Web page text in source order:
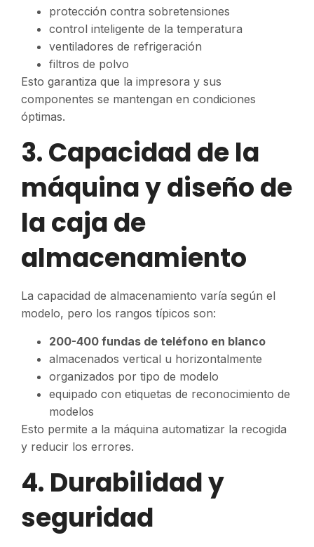
protección contra sobretensiones
control inteligente de la temperatura
ventiladores de refrigeración
filtros de polvo
Esto garantiza que la impresora y sus
componentes se mantengan en condiciones
óptimas.
3. Capacidad de la
máquina y diseño de
la caja de
almacenamiento
La capacidad de almacenamiento varía según el
modelo, pero los rangos típicos son:
200-400 fundas de teléfono en blanco
almacenados vertical u horizontalmente
organizados por tipo de modelo
equipado con etiquetas de reconocimiento de
modelos
Esto permite a la máquina automatizar la recogida
y reducir los errores.
4. Durabilidad y
seguridad